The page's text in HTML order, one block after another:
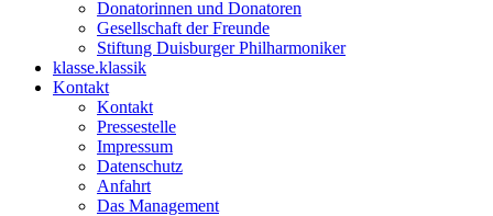
Donatorinnen und Donatoren
Gesellschaft der Freunde
Stiftung Duisburger Philharmoniker
klasse.klassik
Kontakt
Kontakt
Pressestelle
Impressum
Datenschutz
Anfahrt
Das Management